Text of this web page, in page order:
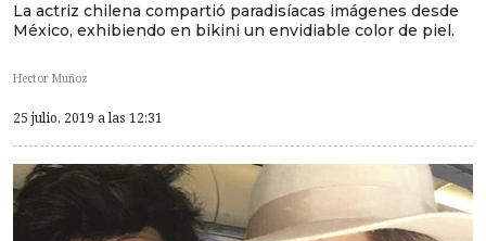
La actriz chilena compartió paradisíacas imágenes desde
México, exhibiendo en bikini un envidiable color de piel.
Hector Muñoz
25 julio, 2019 a las 12:31